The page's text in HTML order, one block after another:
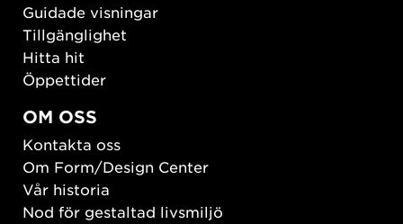
Guidade visningar
Tillgänglighet
Hitta hit
Öppettider
OM OSS
Kontakta oss
Om Form/Design Center
Vår historia
Nod för gestaltad livsmiljö